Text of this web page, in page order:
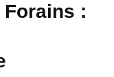
: